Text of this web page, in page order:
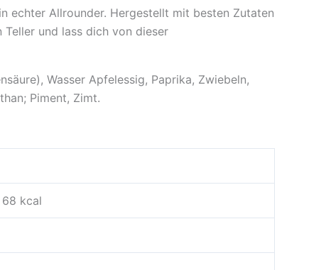
echter Allrounder. Hergestellt mit besten Zutaten
und lass dich von dieser
Wasser Apfelessig, Paprika, Zwiebeln,
Piment, Zimt.
kcal